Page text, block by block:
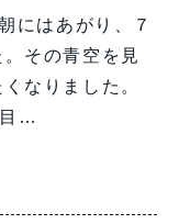
にはあがり、７
その青空を見
くなりました。
目…